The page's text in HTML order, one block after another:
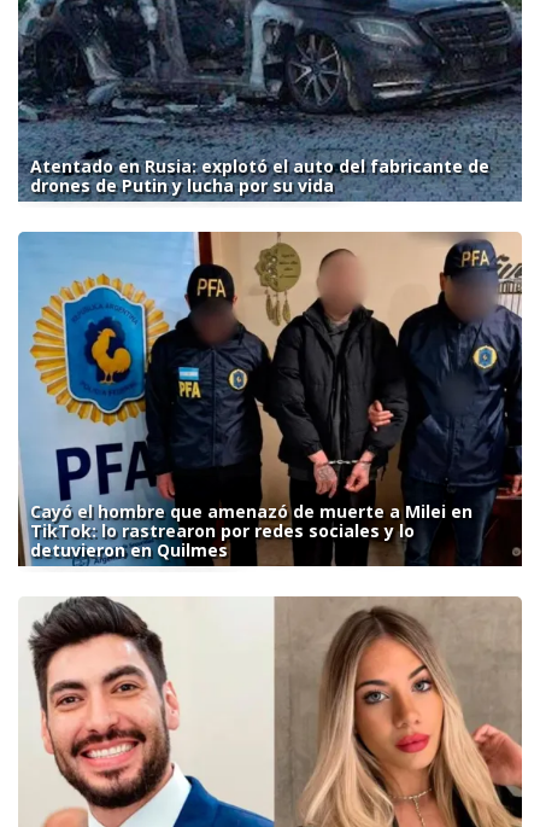
Atentado en Rusia: explotó el auto del fabricante de
drones de Putin y lucha por su vida
Cayó el hombre que amenazó de muerte a Milei en
TikTok: lo rastrearon por redes sociales y lo
detuvieron en Quilmes